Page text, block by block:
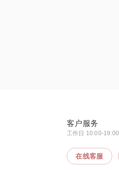
客户服务
工作日 10:00-19:00
在线客服